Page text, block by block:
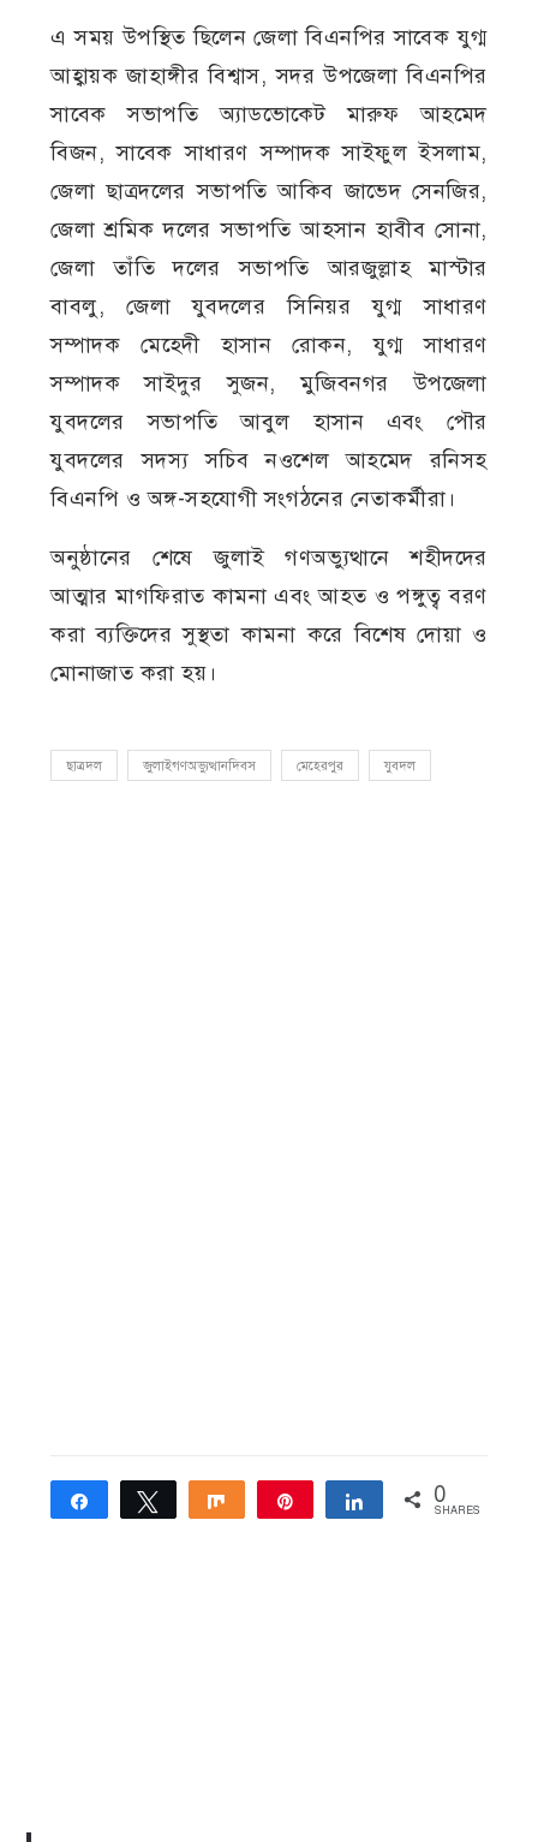
এ সময় উপস্থিত ছিলেন জেলা বিএনপির সাবেক যুগ্ম
আহ্বায়ক জাহাঙ্গীর বিশ্বাস, সদর উপজেলা বিএনপির
সাবেক সভাপতি অ্যাডভোকেট মারুফ আহমেদ
বিজন, সাবেক সাধারণ সম্পাদক সাইফুল ইসলাম,
জেলা ছাত্রদলের সভাপতি আকিব জাভেদ সেনজির,
জেলা শ্রমিক দলের সভাপতি আহসান হাবীব সোনা,
জেলা তাঁতি দলের সভাপতি আরজুল্লাহ মাস্টার
বাবলু, জেলা যুবদলের সিনিয়র যুগ্ম সাধারণ
সম্পাদক মেহেদী হাসান রোকন, যুগ্ম সাধারণ
সম্পাদক সাইদুর সুজন, মুজিবনগর উপজেলা
যুবদলের সভাপতি আবুল হাসান এবং পৌর
যুবদলের সদস্য সচিব নওশেল আহমেদ রনিসহ
বিএনপি ও অঙ্গ-সহযোগী সংগঠনের নেতাকর্মীরা।
অনুষ্ঠানের শেষে জুলাই গণঅভ্যুত্থানে শহীদদের
আত্মার মাগফিরাত কামনা এবং আহত ও পঙ্গুত্ব বরণ
করা ব্যক্তিদের সুস্থতা কামনা করে বিশেষ দোয়া ও
মোনাজাত করা হয়।
ছাত্রদল জুলাইগণঅভ্যুত্থানদিবস মেহেরপুর যুবদল
Share Tweet Share Share 0
SHARES